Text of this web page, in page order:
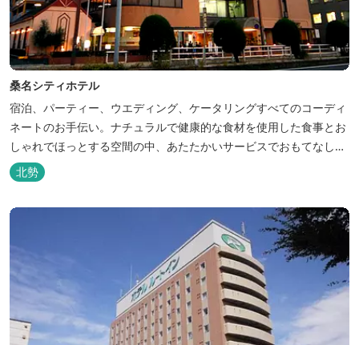
桑名シティホテル
宿泊、パーティー、ウエディング、ケータリングすべてのコーディ
ネートのお手伝い。ナチュラルで健康的な食材を使用した食事とお
しゃれでほっとする空間の中、あたたかいサービスでおもてなしい
たします。
北勢